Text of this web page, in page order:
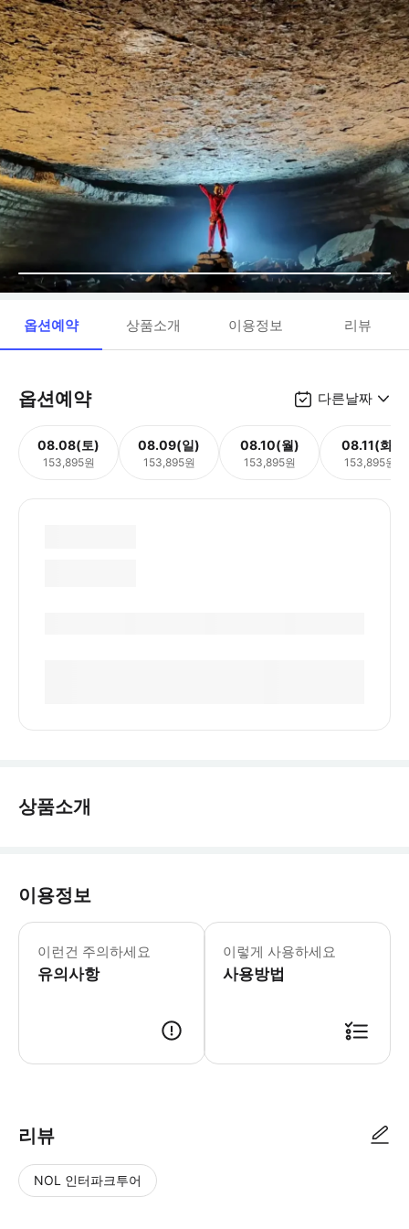
옵션예약 상품소개 이용정보 리뷰
옵션예약 다른날짜
08.08(토)
153,895원
08.09(일)
153,895원
08.10(월)
153,895원
08.11(화)
153,895원
상품소개
이용정보
이런건 주의하세요
유의사항
수억 년에 걸쳐 형성된 카르스트 살아
이렇게 사용하세요
사용방법
리뷰
NOL 인터파크투어